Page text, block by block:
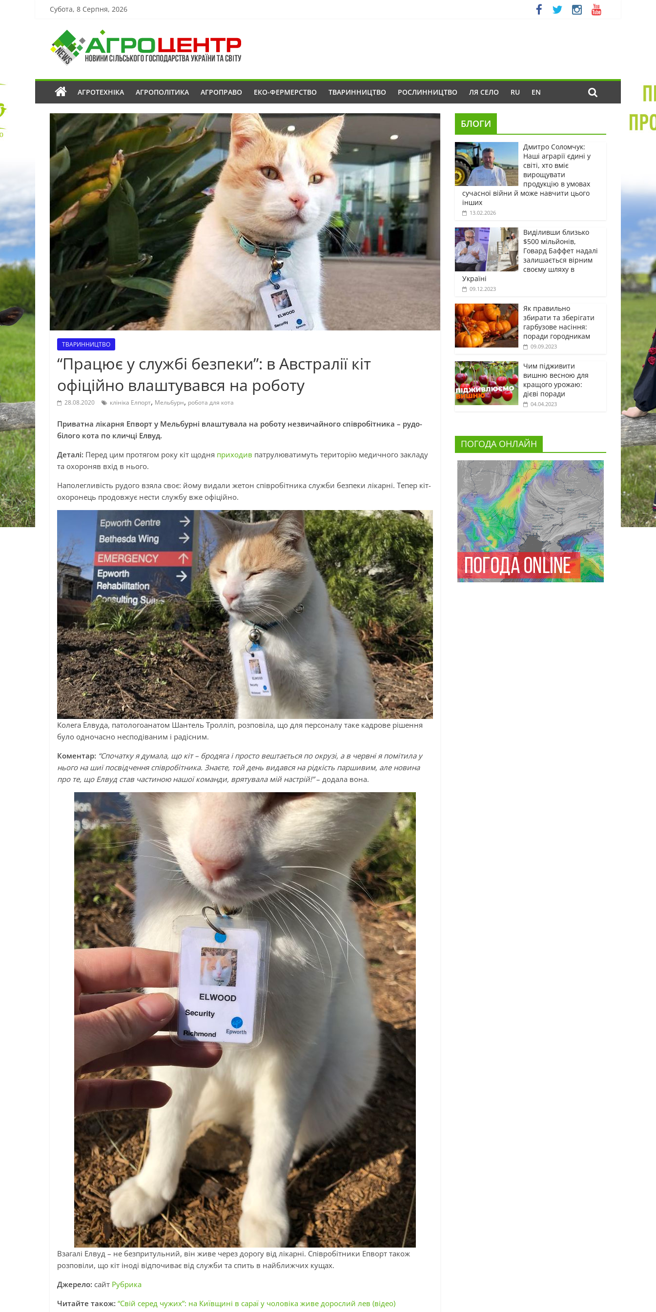
Субота, 8 Серпня, 2026
АГРОТЕХНІКА АГРОПОЛІТИКА АГРОПРАВО ЕКО-ФЕРМЕРСТВО ТВАРИННИЦТВО РОСЛИННИЦТВО ЛЯ СЕЛО RU EN
ТВАРИННИЦТВО
“Працює у службі безпеки”: в Австралії кіт
офіційно влаштувався на роботу
28.08.2020 клініка Елпорт, Мельбурн, робота для кота
Приватна лікарня Епворт у Мельбурні влаштувала на роботу незвичайного співробітника – рудо-
білого кота по кличці Елвуд.
Деталі: Перед цим протягом року кіт щодня приходив патрулюватимуть територію медичного закладу
та охороняв вхід в нього.
Наполегливість рудого взяла своє: йому видали жетон співробітника служби безпеки лікарні. Тепер кіт-
охоронець продовжує нести службу вже офіційно.
Колега Елвуда, патологоанатом Шантель Тролліп, розповіла, що для персоналу таке кадрове рішення
було одночасно несподіваним і радісним.
Коментар: “Спочатку я думала, що кіт – бродяга і просто вештається по окрузі, а в червні я помітила у
нього на шиї посвідчення співробітника. Знаєте, той день видався на рідкість паршивим, але новина
про те, що Елвуд став частиною нашої команди, врятувала мій настрій!”– додала вона.
Взагалі Елвуд – не безпритульний, він живе через дорогу від лікарні. Співробітники Епворт також
розповіли, що кіт іноді відпочиває від служби та спить в найближчих кущах.
Джерело: сайт Рубрика
Читайте також: “Свій серед чужих”: на Київщині в сараї у чоловіка живе дорослий лев (відео)
БЛОГИ
Дмитро Соломчук:
Наші аграрії єдині у
світі, хто вміє
вирощувати
продукцію в умовах
сучасної війни й може навчити цього
інших
13.02.2026
Виділивши близько
$500 мільйонів,
Говард Баффет надалі
залишається вірним
своєму шляху в
Україні
09.12.2023
Як правильно
збирати та зберігати
гарбузове насіння:
поради городникам
09.09.2023
Чим підживити
вишню весною для
кращого урожаю:
дієві поради
04.04.2023
ПОГОДА ОНЛАЙН